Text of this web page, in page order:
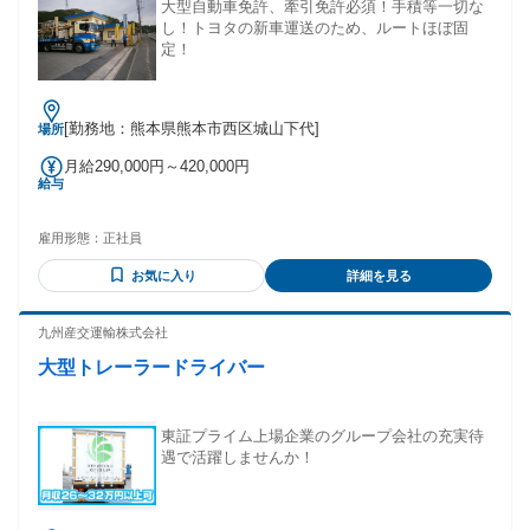
大型自動車免許、牽引免許必須！手積等一切な
し！トヨタの新車運送のため、ルートほぼ固
定！
場所[勤務地：熊本県熊本市西区城山下代]
給与
月給290,000円～420,000円
雇用形態： 正社員
お気に入り 詳細を見る
九州産交運輸株式会社
大型トレーラードライバー
東証プライム上場企業のグループ会社の充実待
遇で活躍しませんか！